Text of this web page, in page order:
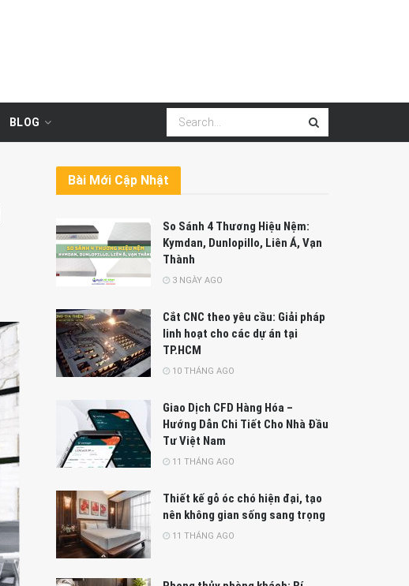
BLOG
Bài Mới Cập Nhật
So Sánh 4 Thương Hiệu Nệm:
Kymdan, Dunlopillo, Liên Á, Vạn
Thành
3 NGÀY AGO
Cắt CNC theo yêu cầu: Giải pháp
linh hoạt cho các dự án tại
TP.HCM
10 THÁNG AGO
Giao Dịch CFD Hàng Hóa –
Hướng Dẫn Chi Tiết Cho Nhà Đầu
Tư Việt Nam
11 THÁNG AGO
Thiết kế gỗ óc chó hiện đại, tạo
nên không gian sống sang trọng
11 THÁNG AGO